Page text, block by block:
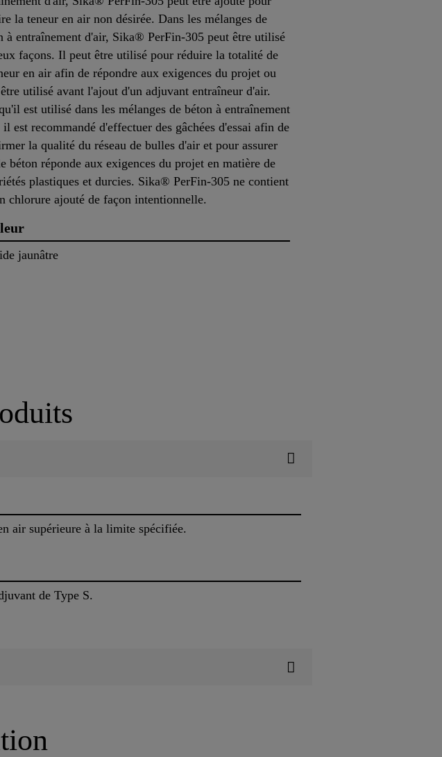
la teneur en air non désirée. Dans les mélanges de
à entraînement d'air, Sika® PerFin-305 peut être utilisé
façons. Il peut être utilisé pour réduire la totalité de
en air afin de répondre aux exigences du projet ou
utilisé avant l'ajout d'un adjuvant entraîneur d'air.
est utilisé dans les mélanges de béton à entraînement
est recommandé d'effectuer des gâchées d'essai afin de
la qualité du réseau de bulles d'air et pour assurer
béton réponde aux exigences du projet en matière de
plastiques et durcies. Sika® PerFin-305 ne contient
chlorure ajouté de façon intentionnelle.
jaunâtre
air supérieure à la limite spécifiée.
de Type S.